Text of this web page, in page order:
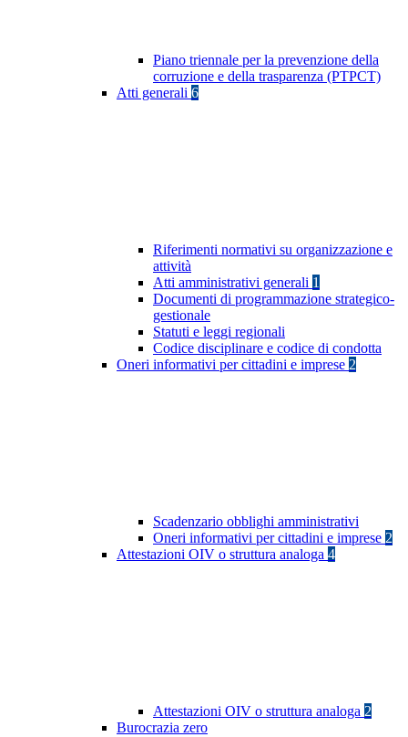
Piano triennale per la prevenzione della
corruzione e della trasparenza (PTPCT)
Atti generali 6
Riferimenti normativi su organizzazione e
attività
Atti amministrativi generali 1
Documenti di programmazione strategico-
gestionale
Statuti e leggi regionali
Codice disciplinare e codice di condotta
Oneri informativi per cittadini e imprese 2
Scadenzario obblighi amministrativi
Oneri informativi per cittadini e imprese 2
Attestazioni OIV o struttura analoga 4
Attestazioni OIV o struttura analoga 2
Burocrazia zero